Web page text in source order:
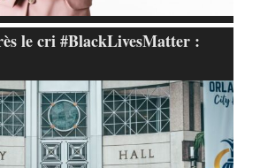
le cri #BlackLivesMatter :